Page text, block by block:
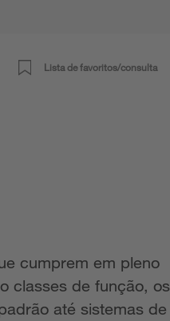
Lista de favoritos/consulta
cumprem em pleno
classes de função, os
até sistemas de